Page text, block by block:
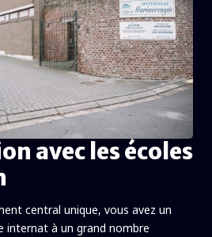
avec les écoles
central unique, vous avez un
internat à un grand nombre